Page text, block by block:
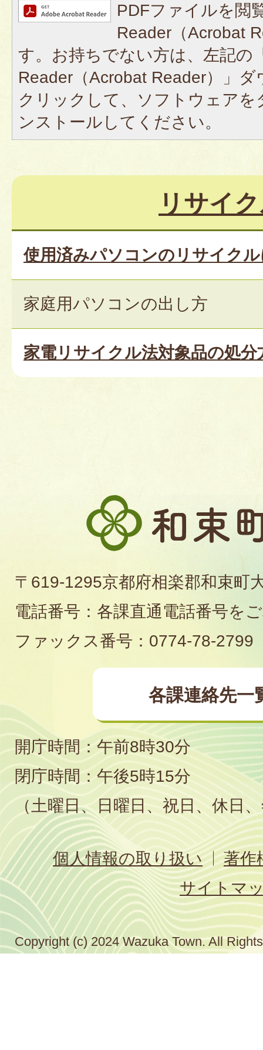
PDFファイルを閲
Reader（Acrobat
す。お持ちでない方は、左記の
Reader（Acrobat Reader）」
クリックして、ソフトウェア
ンストールしてください。
リサイ
使用済みパソコンのリサイク
家庭用パソコンの出し方
家電リサイクル法対象品の処
和
束
役
場
〒619-1295京都府相楽郡和束町
電話番号：各課直通電話番号を
ファックス番号：0774-78-2799
各課連絡先一
開庁時間：午前8時30分
閉庁時間：午後5時15分
（土曜日、日曜日、祝日、休日
個人情報の取り扱い
著作
サイトマ
Copyright (c) 2024 Wazuka Town. All